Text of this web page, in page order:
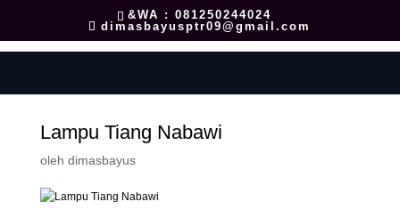
&WA : 081250244024
dimasbayusptr09@gmail.com
Lampu Tiang Nabawi
oleh dimasbayus